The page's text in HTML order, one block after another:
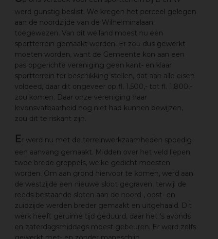
werd gunstig beslist. We kregen het perceel gelegen
aan de noordzijde van de Wilhelminalaan
toegewezen. Van dit weiland moest nu een
sportterrein gemaakt worden. Er zou dus gewerkt
moeten worden, want de Gemeente kon aan een
pas opgerichte vereniging geen kant- en klaar
sportterrein ter beschikking stellen, dat aan alle eisen
voldeed, daar dit ongeveer op fl. 1.500,- tot fl. 1,800,-
zou komen. Daar onze vereniging haar
levensvatbaarheid nog niet had kunnen bewijzen,
zou dit te riskant zijn.
Er werd nu met de terreinwerkzaamheden spoedig
een aanvang gemaakt. Midden over het veld liepen
twee brede greppels, welke gedicht moesten
worden. Om aan grond hiervoor te komen, werd aan
de westzijde een nieuwe sloot gegraven, terwijl de
reeds bestaande sloten aan de noord-, oost- en
zuidzijde werden breder gemaakt en uitgehaald. Dit
werk heeft geruime tijd geduurd, daar het ’s avonds
en zaterdagsmiddags moest gebeuren. Er werd zelfs